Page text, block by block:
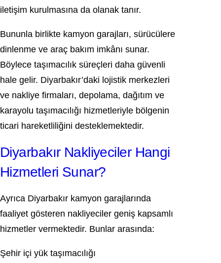
iletişim kurulmasına da olanak tanır.
Bununla birlikte kamyon garajları, sürücülere
dinlenme ve araç bakım imkânı sunar.
Böylece taşımacılık süreçleri daha güvenli
hale gelir. Diyarbakır’daki lojistik merkezleri
ve nakliye firmaları, depolama, dağıtım ve
karayolu taşımacılığı hizmetleriyle bölgenin
ticari hareketliliğini desteklemektedir.
Diyarbakır Nakliyeciler Hangi
Hizmetleri Sunar?
Ayrıca Diyarbakır kamyon garajlarında
faaliyet gösteren nakliyeciler geniş kapsamlı
hizmetler vermektedir. Bunlar arasında:
Şehir içi yük taşımacılığı